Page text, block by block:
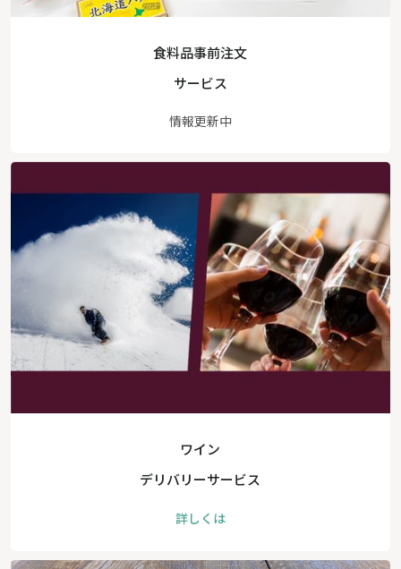
食料品事前注文
サービス
情報更新中
ワイン
デリバリーサービス
詳しくは